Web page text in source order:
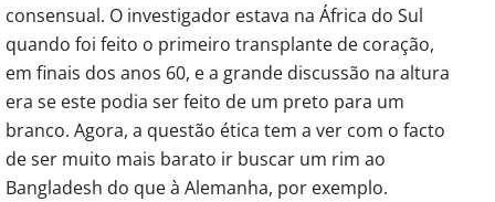
consensual. O investigador estava na África do Sul
quando foi feito o primeiro transplante de coração,
em finais dos anos 60, e a grande discussão na altura
era se este podia ser feito de um preto para um
branco. Agora, a questão ética tem a ver com o facto
de ser muito mais barato ir buscar um rim ao
Bangladesh do que à Alemanha, por exemplo.